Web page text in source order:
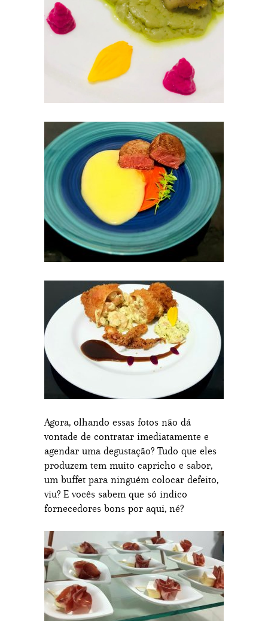
Agora, olhando essas fotos não dá
vontade de contratar imediatamente e
agendar uma degustação? Tudo que eles
produzem tem muito capricho e sabor,
um buffet para ninguém colocar defeito,
viu? E vocês sabem que só indico
fornecedores bons por aqui, né?